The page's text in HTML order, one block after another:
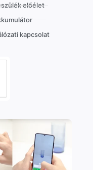
előélet
kapcsolat